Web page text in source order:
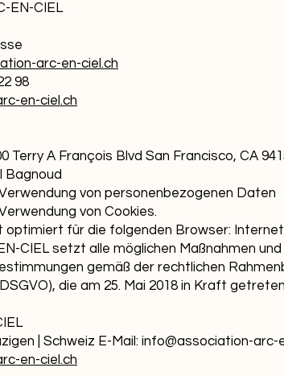
EN-CIEL
arc-en-ciel.ch
98
en-ciel.ch
Terry A François Blvd San Francisco, CA
Bagnoud
von personenbezogenen Daten
von Cookies.
optimiert für die folgenden Browser:
CIEL setzt alle möglichen Maßnahmen
gemäß der rechtlichen
die am 25. Mai 2018 in Kraft
| Schweiz E-Mail: info@association-arc-
en-ciel.ch